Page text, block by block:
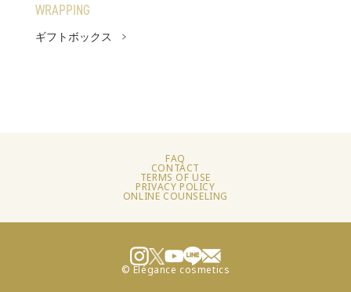
WRAPPING
ギフトボックス
FAQ
CONTACT
TERMS OF USE
PRIVACY POLICY
ONLINE COUNSELING
© Elégance cosmetics